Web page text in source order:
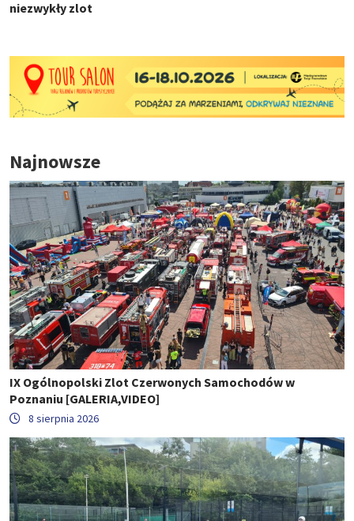
niezwykły zlot
Najnowsze
IX Ogólnopolski Zlot Czerwonych Samochodów w
Poznaniu [GALERIA,VIDEO]
8 sierpnia 2026